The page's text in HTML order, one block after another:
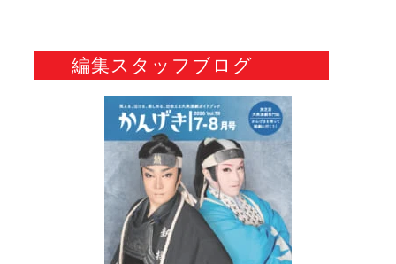
編集スタッフブログ